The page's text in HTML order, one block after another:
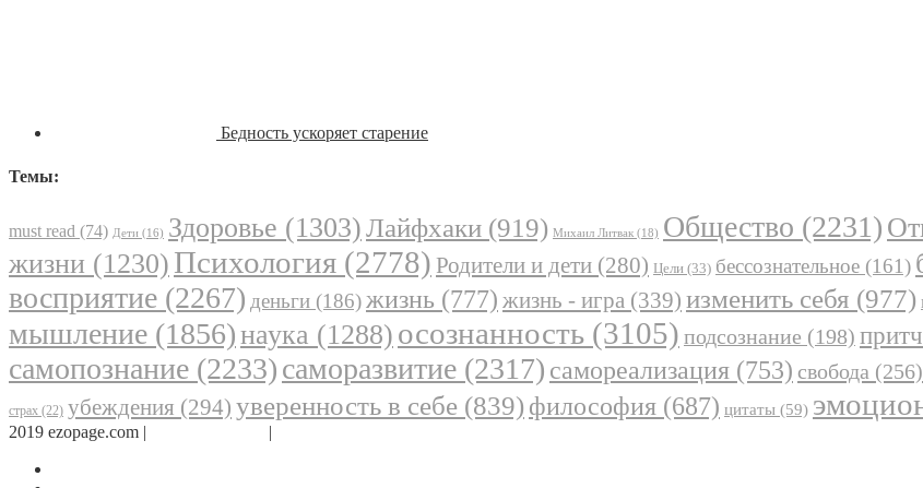
Бедность ускоряет старение
Темы:
must read (74) Дети (16) Здоровье (1303)Лайфхаки (919) Михаил Литвак (18) Общество (2231)
жизни (1230) Психология (2778) Родители и дети (280) Цели (33) бессознательное (161)
восприятие (2267) деньги (186)жизнь (777) жизнь - игра (339) изменить себя (977)
мышление (1856)наука (1288) осознанность (3105) подсознание (198)
самопознание (2233)саморазвитие (2317) самореализация (753) свобода (256)
страх (22) убеждения (294) уверенность в себе (839) философия (687) цитаты (59)
2019 ezopage.com | |